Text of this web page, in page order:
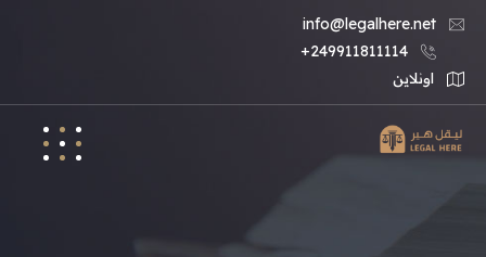
info@legalhere.net
249911811114+
اونلاين